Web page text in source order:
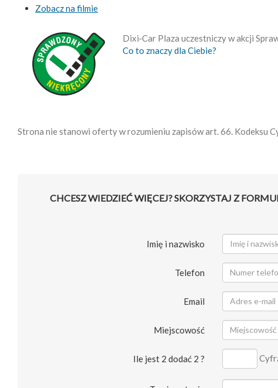
Zobacz na filmie
Dixi‑Car Plaza uczestniczy w akcji
Co to znaczy dla Ciebie?
Strona nie stanowi oferty w rozumieniu zapisów art. 66. Kodeksu
CHCESZ WIEDZIEĆ WIĘCEJ? SKORZYSTAJ Z
Imię i nazwisko
Telefon
Email
Miejscowość
Ile jest 2 dodać 2 ?